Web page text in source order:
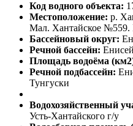
Код водного объекта:
Местоположение: р.
Мал. Хантайское №559.
Бассейновый округ:
Речной бассейн: Енисей
Площадь водоёма
Речной подбассейн:
Тунгуски
Водохозяйственный
Усть-Хантайского г/у